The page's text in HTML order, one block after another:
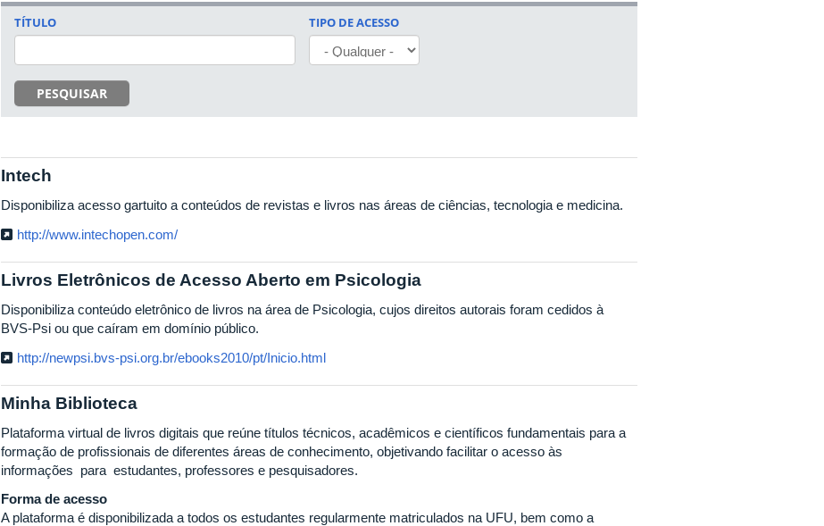
TÍTULO TIPO DE ACESSO
PESQUISAR
Intech
Disponibiliza acesso gartuito a conteúdos de revistas e livros nas áreas de ciências, tecnologia e medicina.
http://www.intechopen.com/
Livros Eletrônicos de Acesso Aberto em Psicologia
Disponibiliza conteúdo eletrônico de livros na área de Psicologia, cujos direitos autorais foram cedidos à
BVS-Psi ou que caíram em domínio público.
http://newpsi.bvs-psi.org.br/ebooks2010/pt/Inicio.html
Minha Biblioteca
Plataforma virtual de livros digitais que reúne títulos técnicos, acadêmicos e científicos fundamentais para a
formação de profissionais de diferentes áreas de conhecimento, objetivando facilitar o acesso às
informações para estudantes, professores e pesquisadores.
Forma de acesso
A plataforma é disponibilizada a todos os estudantes regularmente matriculados na UFU, bem como a